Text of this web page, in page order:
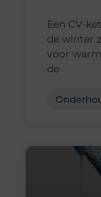
Een CV-
de winter
voor
de